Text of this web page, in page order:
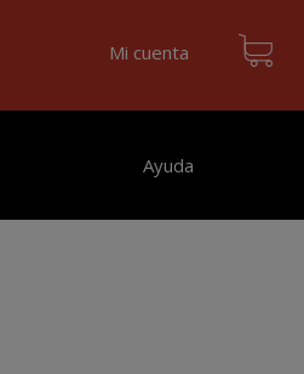
Mi cuenta
Ayuda